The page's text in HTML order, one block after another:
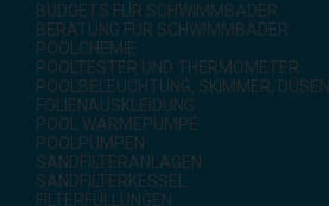
BUDGETS FÜR SCHWIMMBÄDER
BERATUNG FÜR SCHWIMMBÄDER
POOLCHEMIE
POOLTESTER UND THERMOMETER
POOLBELEUCHTUNG, SKIMMER, DÜSEN
FOLIENAUSKLEIDUNG
POOL WÄRMEPUMPE
POOLPUMPEN
SANDFILTERANLAGEN
SANDFILTERKESSEL
FILTERFÜLLUNGEN